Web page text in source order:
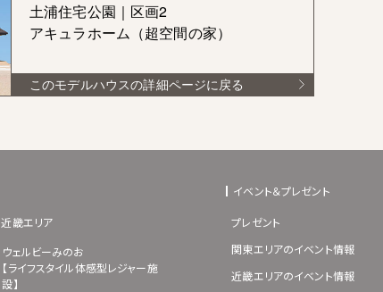
土浦住宅公園｜区画2
アキュラホーム（超空間の家）
このモデルハウスの詳細ページに戻る
近畿エリア
ウェルビーみのお
【ライフスタイル体感型レジャー施
設】
イベント＆プレゼント
プレゼント
関東エリアのイベント情報
近畿エリアのイベント情報